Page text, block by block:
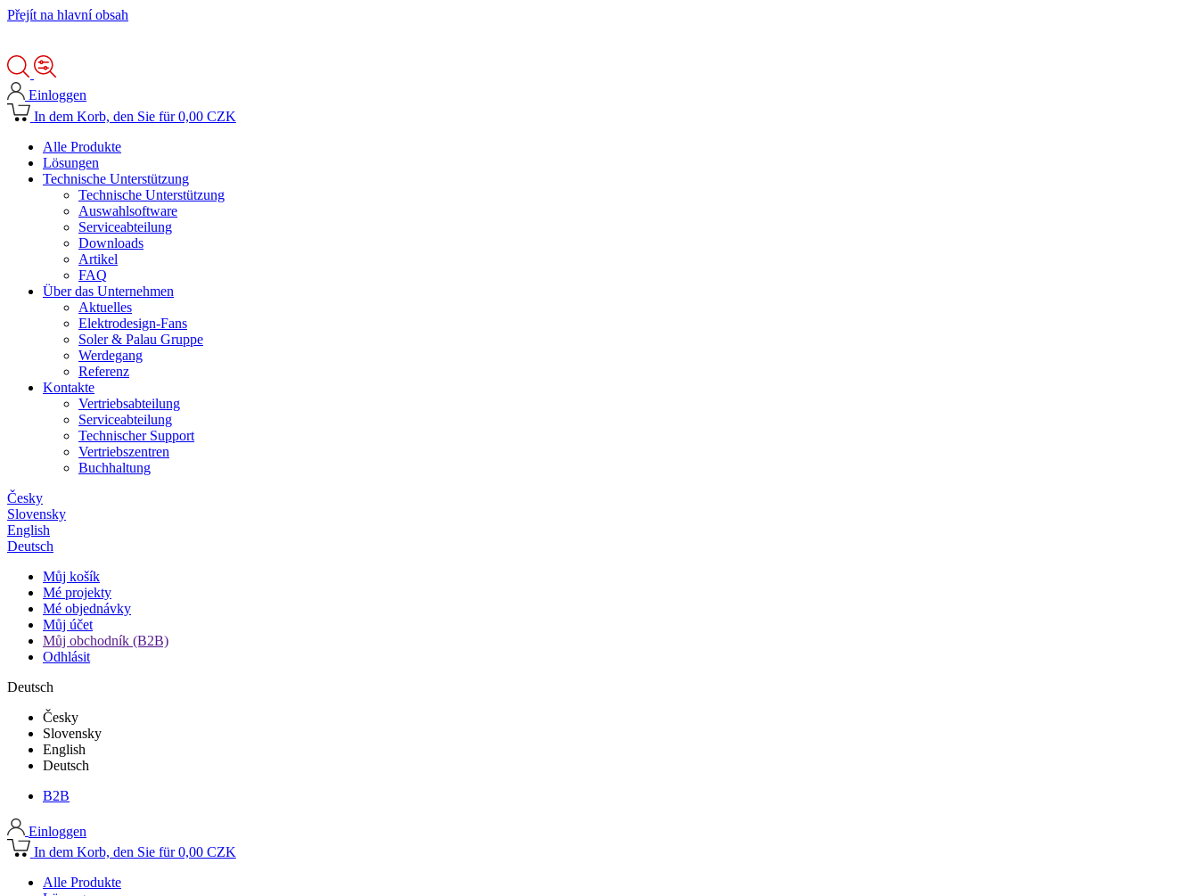
Přejít na hlavní obsah
Einloggen
In dem Korb, den Sie für 0,00 CZK
Alle Produkte
Lösungen
Technische Unterstützung
Technische Unterstützung
Auswahlsoftware
Serviceabteilung
Downloads
Artikel
FAQ
Über das Unternehmen
Aktuelles
Elektrodesign-Fans
Soler & Palau Gruppe
Werdegang
Referenz
Kontakte
Vertriebsabteilung
Serviceabteilung
Technischer Support
Vertriebszentren
Buchhaltung
Česky
Slovensky
English
Deutsch
Můj košík
Mé projekty
Mé objednávky
Můj účet
Můj obchodník (B2B)
Odhlásit
Deutsch
Česky
Slovensky
English
Deutsch
B2B
Einloggen
In dem Korb, den Sie für 0,00 CZK
Alle Produkte